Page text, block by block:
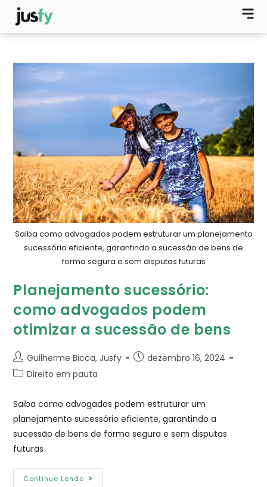
Saiba como advogados podem estruturar um planejamento
sucessório eficiente, garantindo a sucessão de bens de
forma segura e sem disputas futuras
Planejamento sucessório:
como advogados podem
otimizar a sucessão de bens
Guilherme Bicca, Jusfy
dezembro 16, 2024
Direito em pauta
Saiba como advogados podem estruturar um
planejamento sucessório eficiente, garantindo a
sucessão de bens de forma segura e sem disputas
futuras
Continue Lendo